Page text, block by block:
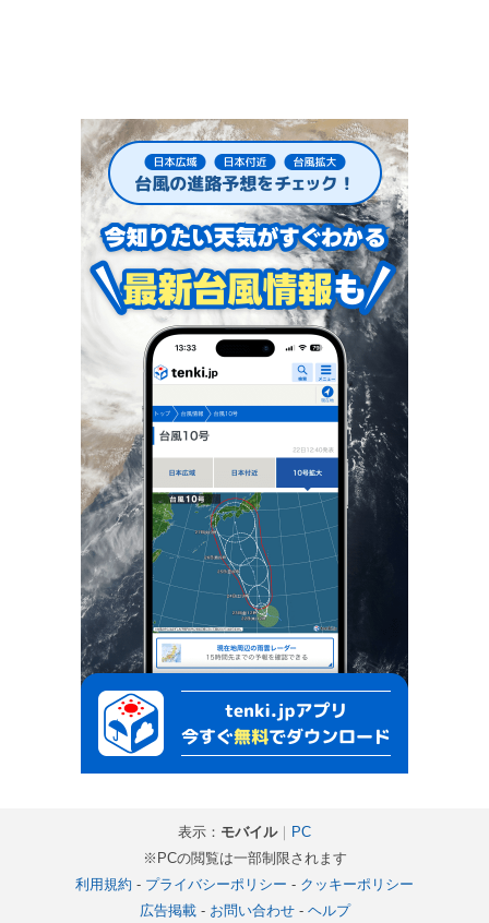
表示： モバイル｜ PC
※PCの閲覧は一部制限されます
利用規約 - プライバシーポリシー - クッキーポリシー
広告掲載- お問い合わせ- ヘルプ